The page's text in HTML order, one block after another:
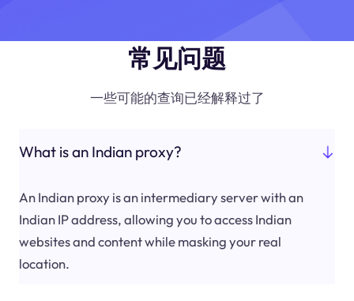
常见问题
一些可能的查询已经解释过了
What is an Indian proxy?
An Indian proxy is an intermediary server with an
Indian IP address, allowing you to access Indian
websites and content while masking your real
location.